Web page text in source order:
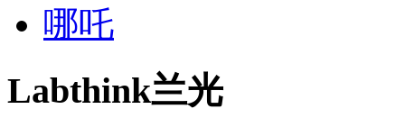
哪吒
Labthink兰光